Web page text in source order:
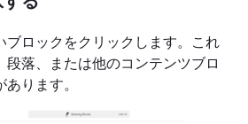
ブロックをクリックします。これ
段落、または他のコンテンツブロ
ります。